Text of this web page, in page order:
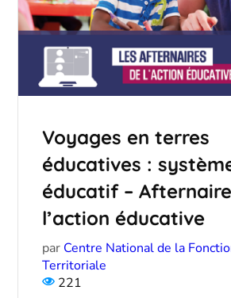
Voyages en terres
éducatives :
éducatif –
l’action éducative
par Centre National de la
Territoriale
221